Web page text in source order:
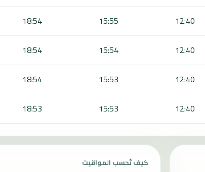
12:40
15:55
18:54
12:40
15:54
18:54
12:40
15:53
18:54
12:40
15:53
18:53
كيف تُحسب المواقيت